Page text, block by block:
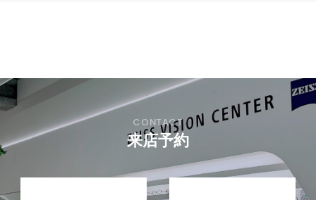
来店予約